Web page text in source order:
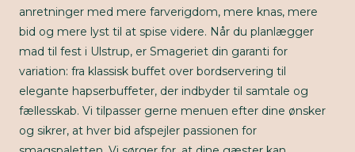
anretninger med mere farverigdom, mere knas, mere
bid og mere lyst til at spise videre. Når du planlægger
mad til fest i Ulstrup, er Smageriet din garanti for
variation: fra klassisk buffet over bordservering til
elegante hapserbuffeter, der indbyder til samtale og
fællesskab. Vi tilpasser gerne menuen efter dine ønsker
og sikrer, at hver bid afspejler passionen for